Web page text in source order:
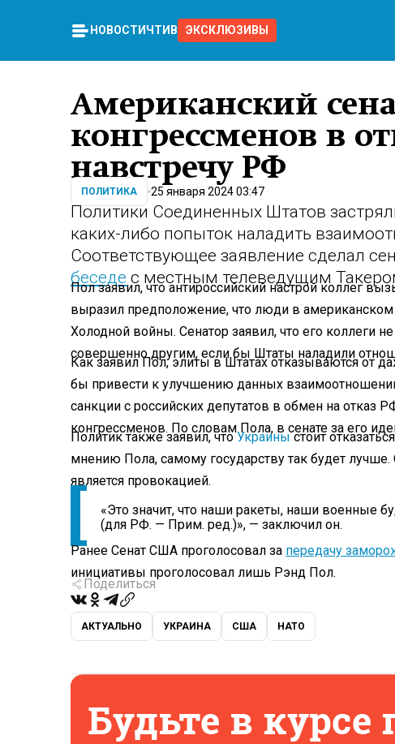
НОВОСТИ ЧТИВО ЭКСКЛЮЗИВЫ
Американский
конгрессменов в
навстречу РФ
ПОЛИТИКА 25 января 2024 03:47
Политики Соединенных Штатов
каких-либо попыток наладить
Соответствующее заявление сделал
беседе с местным телеведущим
Пол заявил, что антироссийский настрой коллег
выразил предположение, что люди в
Холодной войны. Сенатор заявил, что его коллеги
совершенно другим, если бы Штаты наладили
Как заявил Пол, элиты в Штатах отказываются от
бы привести к улучшению данных
санкции с российских депутатов в обмен на отказ
конгрессменов. По словам Пола, в сенате за его
Политик также заявил, чтоУкраиныстоит
мнению Пола, самому государству так будет
является провокацией.
«Это значит, что наши ракеты, наши военные
(для РФ. — Прим. ред.)», — заключил он.
Ранее Сенат США проголосовал за передачу
инициативы проголосовал лишь Рэнд Пол.
Поделиться
АКТУАЛЬНО УКРАИНА США НАТО